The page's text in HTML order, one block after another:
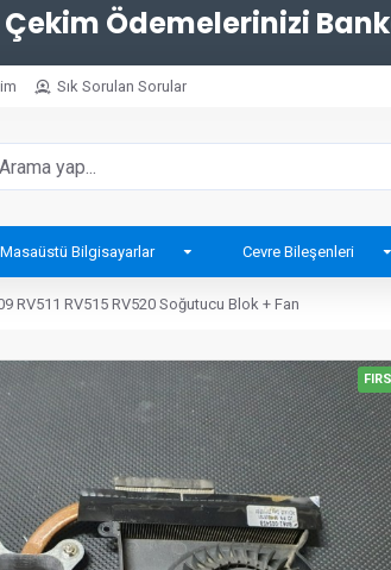
Çekim Ödemelerinizi
Sık Sorulan Sorular
Masaüstü Bilgisayarlar Cevre Bileşenleri
RV511 RV515 RV520 Soğutucu Blok + Fan